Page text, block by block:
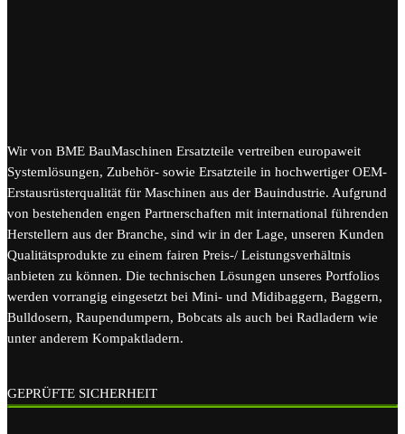
Wir von BME BauMaschinen Ersatzteile vertreiben europaweit
Systemlösungen, Zubehör- sowie Ersatzteile in hochwertiger OEM-
Erstausrüsterqualität für Maschinen aus der Bauindustrie. Aufgrund
von bestehenden engen Partnerschaften mit international führenden
Herstellern aus der Branche, sind wir in der Lage, unseren Kunden
Qualitätsprodukte zu einem fairen Preis-/ Leistungsverhältnis
anbieten zu können. Die technischen Lösungen unseres Portfolios
werden vorrangig eingesetzt bei Mini- und Midibaggern, Baggern,
Bulldosern, Raupendumpern, Bobcats als auch bei Radladern wie
unter anderem Kompaktladern.
GEPRÜFTE SICHERHEIT